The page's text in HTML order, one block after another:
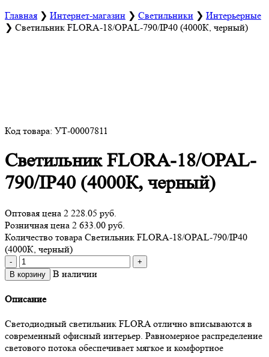
Главная ❯ Интернет-магазин ❯ Светильники ❯ Интерьерные
❯ Светильник FLORA-18/OPAL-790/IP40 (4000К, черный)
Код товара: УТ-00007811
Светильник FLORA-18/OPAL-
790/IP40 (4000К, черный)
Оптовая цена 2 228.05 руб.
Розничная цена 2 633.00 руб.
Количество товара Светильник FLORA-18/OPAL-790/IP40
(4000К, черный)
-
+
В корзину
В наличии
Описание
Светодиодный светильник FLORA отлично вписываются в
современный офисный интерьер. Равномерное распределение
светового потока обеспечивает мягкое и комфортное